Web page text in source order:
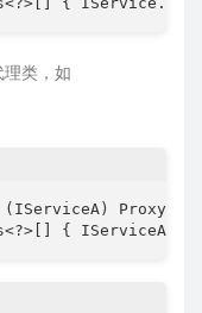
类，如
{